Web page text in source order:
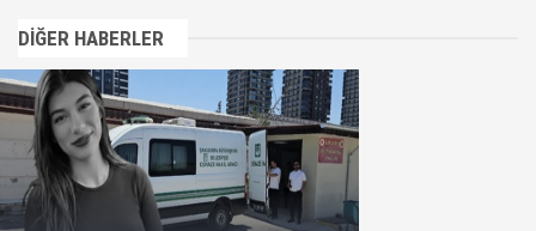
DİĞER HABERLER